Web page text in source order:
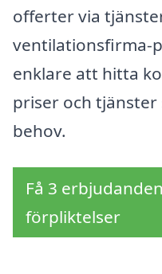
offerter via
ventilationsfirma-
enklare att hitta
priser och tjänster
behov.
Få 3
förpliktelser